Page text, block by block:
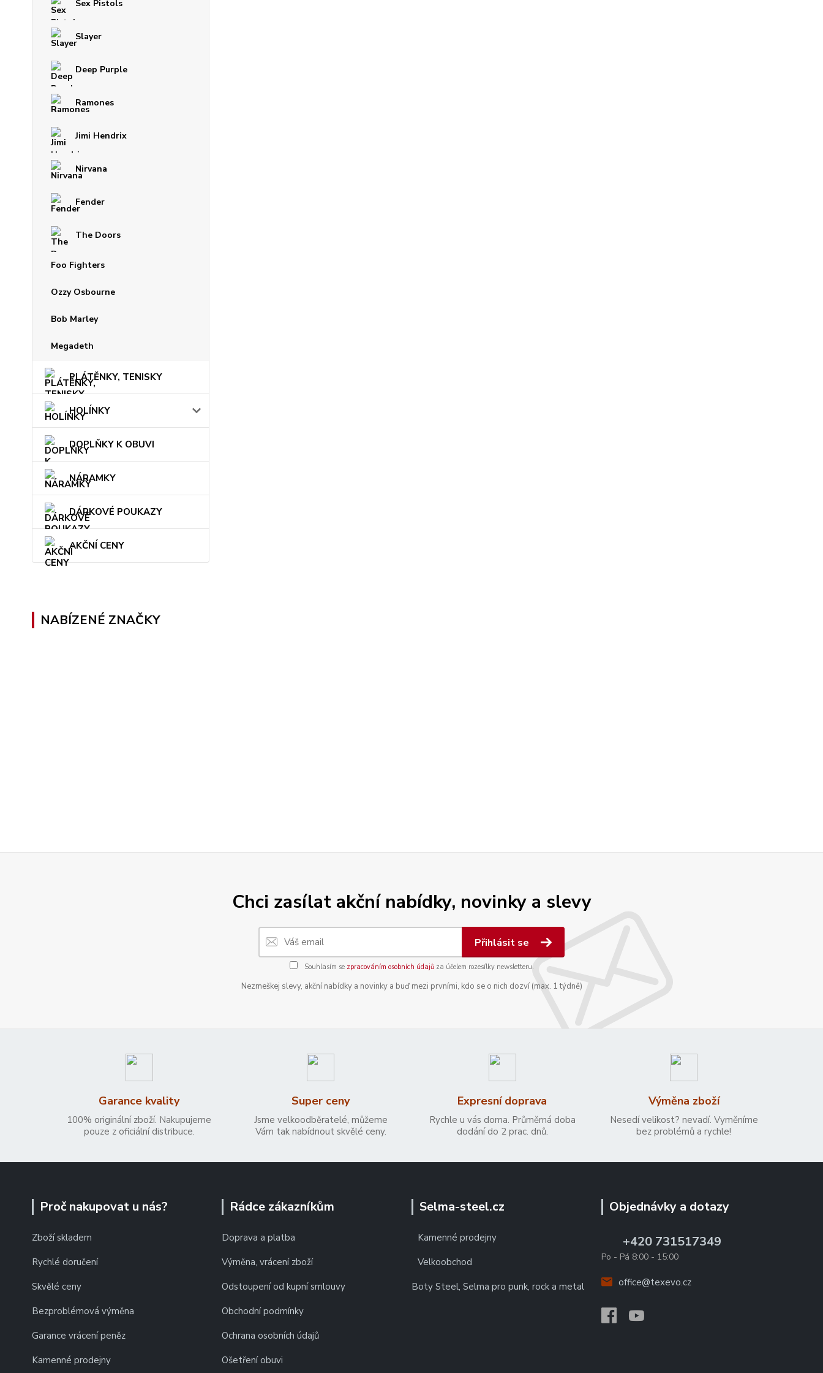
Sex Pistols
Slayer
Deep Purple
Ramones
Jimi Hendrix
Nirvana
Fender
The Doors
Foo Fighters
Ozzy Osbourne
Bob Marley
Megadeth
PLÁTĚNKY, TENISKY
HOLÍNKY
DOPLŇKY K OBUVI
NÁRAMKY
DÁRKOVÉ POUKAZY
AKČNÍ CENY
NABÍZENÉ ZNAČKY
Chci zasílat akční nabídky, novinky a slevy
Přihlásit se
Souhlasím se zpracováním osobních údajůza účelem rozesílky newsletteru.
Nezmeškej slevy, akční nabídky a novinky a buď mezi prvními, kdo se o nich dozví (max. 1 týdně)
Garance kvality
100% originální zboží. Nakupujeme
pouze z oficiální distribuce.
Super ceny
Jsme velkoodběratelé, můžeme
Vám tak nabídnout skvělé ceny.
Expresní doprava
Rychle u vás doma. Průměrná doba
dodání do 2 prac. dnů.
Výměna zboží
Nesedí velikost? nevadí. Vyměníme
bez problémů a rychle!
Proč nakupovat u nás?
Zboží skladem
Rychlé doručení
Skvělé ceny
Bezproblémová výměna
Garance vrácení peněz
Kamenné prodejny
Rádce zákazníkům
Doprava a platba
Výměna, vrácení zboží
Odstoupení od kupní smlouvy
Obchodní podmínky
Ochrana osobních údajů
Ošetření obuvi
Selma-steel.cz
Kamenné prodejny
Velkoobchod
Boty Steel, Selma pro punk, rock a metal
Objednávky a dotazy
+420 731517349
Po - Pá 8:00 - 15:00
office@texevo.cz